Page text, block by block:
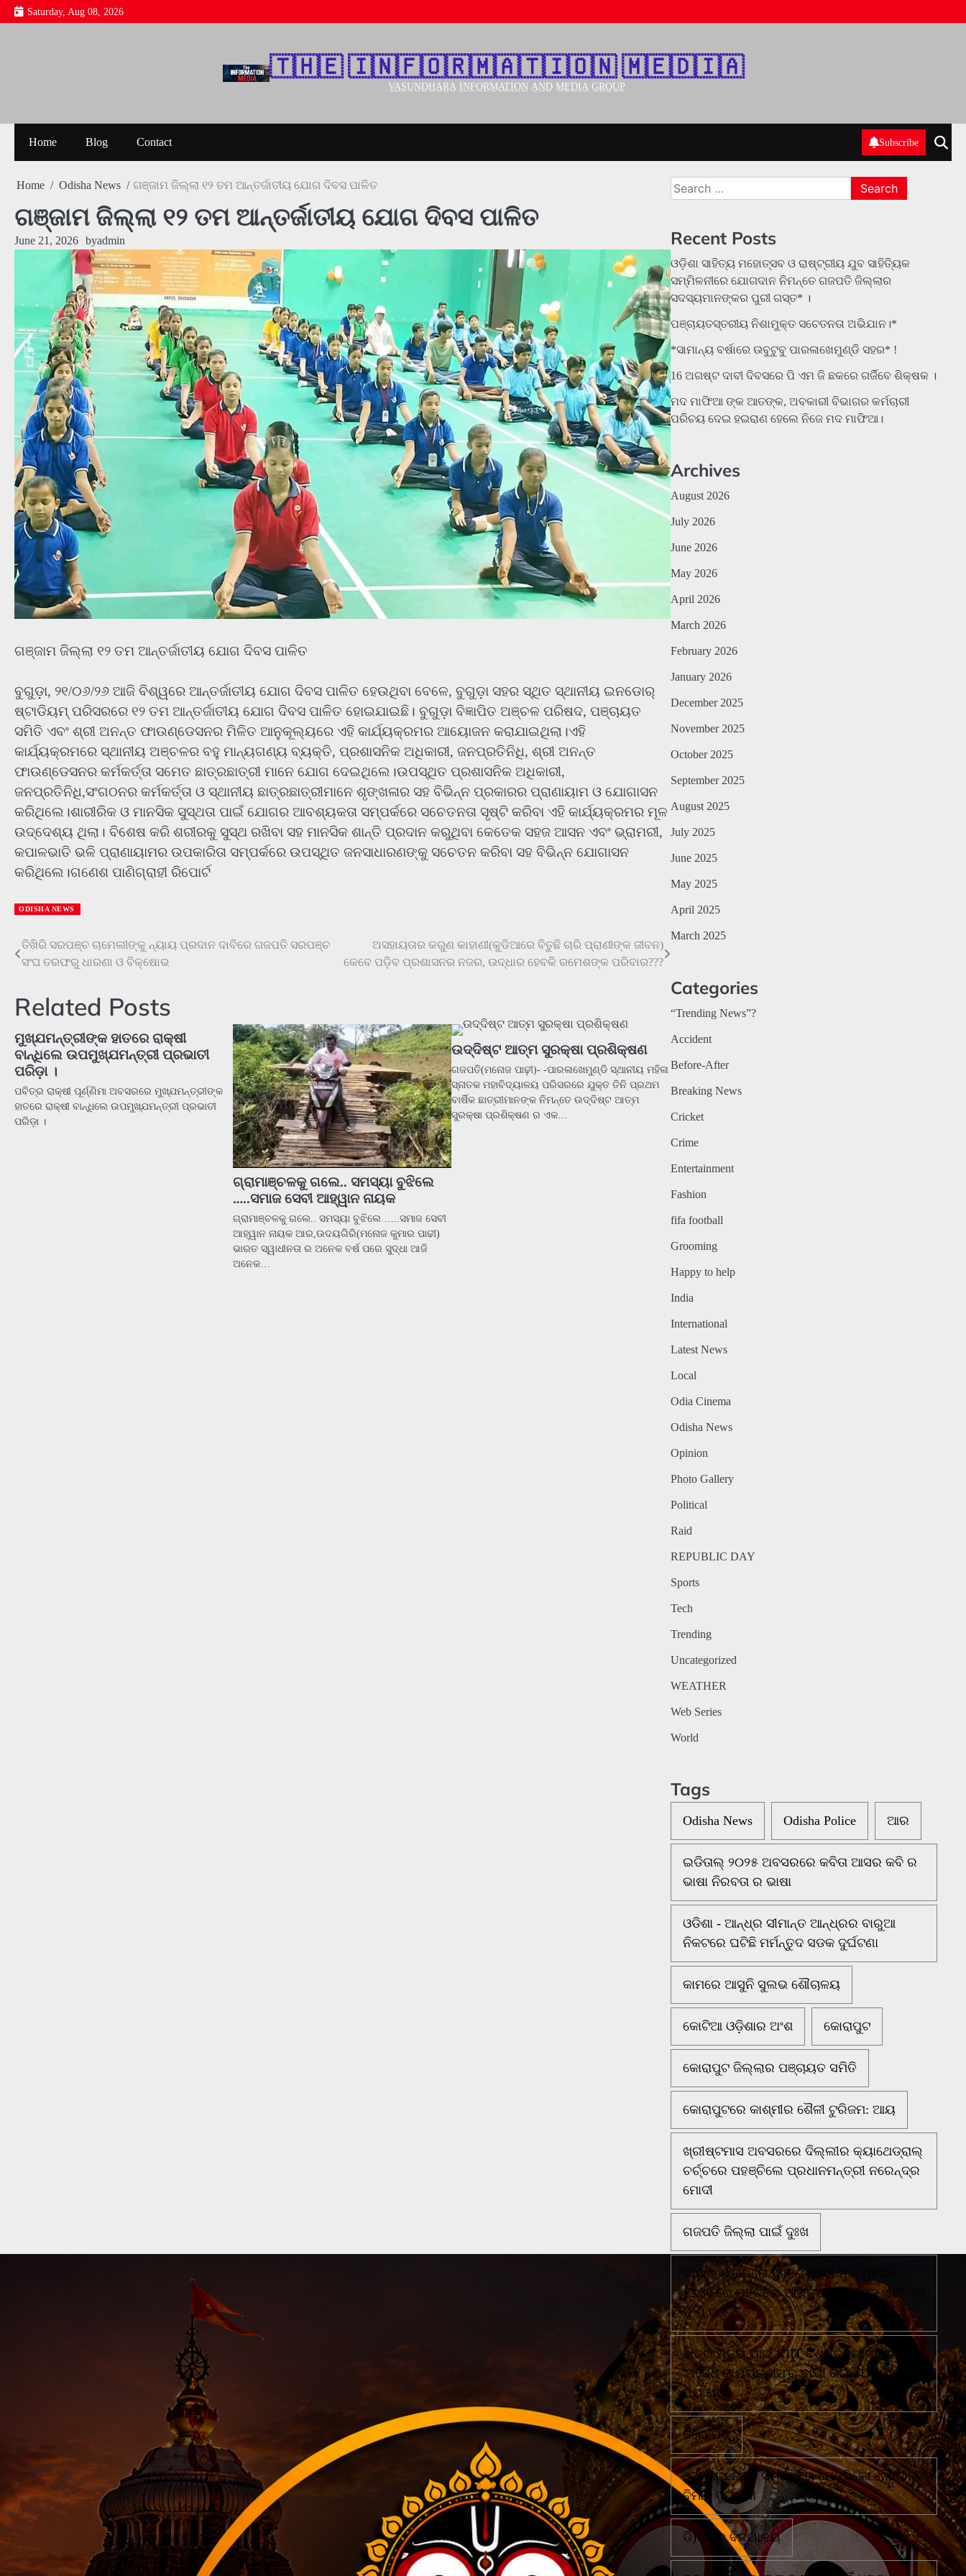
Skip
to
Saturday, Aug 08, 2026
🇹‌🇭‌🇪‌ 🇮‌🇳‌🇫‌🇴‌🇷‌🇲‌🇦‌🇹‌🇮‌🇴‌🇳‌ 🇲‌🇪‌🇩‌🇮‌🇦‌
V̲A̲S̲U̲N̲D̲H̲A̲R̲A̲ I̲N̲F̲O̲R̲M̲A̲T̲I̲O̲N̲ A̲N̲D̲ M̲E̲D̲I̲A̲ G̲R̲O̲U̲P̲
Home Blog Contact Subscribe
Home Odisha News ଗଞ୍ଜାମ ଜିଲ୍ଲା ୧୨ ତମ ଆନ୍ତର୍ଜାତୀୟ ଯୋଗ ଦିବସ ପାଳିତ
ଗଞ୍ଜାମ ଜିଲ୍ଲା ୧୨ ତମ ଆନ୍ତର୍ଜାତୀୟ ଯୋଗ ଦିବସ ପାଳିତ
June 21, 2026 byadmin
ଗଞ୍ଜାମ ଜିଲ୍ଲା ୧୨ ତମ ଆନ୍ତର୍ଜାତୀୟ ଯୋଗ ଦିବସ ପାଳିତ
ବୁଗୁଡ଼ା, ୨୧/୦୬/୨୬ ଆଜି ବିଶ୍ୱରେ ଆନ୍ତର୍ଜାତୀୟ ଯୋଗ ଦିବସ ପାଳିତ ହେଉଥିବା ବେଳେ, ବୁଗୁଡ଼ା ସହର ସ୍ଥିତ ସ୍ଥାନୀୟ ଇନଡୋର୍
ଷ୍ଟାଡିୟମ୍ ପରିସରରେ ୧୨ ତମ ଆନ୍ତର୍ଜାତୀୟ ଯୋଗ ଦିବସ ପାଳିତ ହୋଇଯାଇଛି। ବୁଗୁଡ଼ା ବିଜ୍ଞାପିତ ଅଞ୍ଚଳ ପରିଷଦ, ପଞ୍ଚାୟତ
ସମିତି ଏବଂ ଶ୍ରୀ ଅନନ୍ତ ଫାଉଣ୍ଡେସନର ମିଳିତ ଆନୁକୂଲ୍ୟରେ ଏହି କାର୍ଯ୍ୟକ୍ରମର ଆୟୋଜନ କରାଯାଇଥିଲା।ଏହି
କାର୍ଯ୍ୟକ୍ରମରେ ସ୍ଥାନୀୟ ଅଞ୍ଚଳର ବହୁ ମାନ୍ୟଗଣ୍ୟ ବ୍ୟକ୍ତି, ପ୍ରଶାସନିକ ଅଧିକାରୀ, ଜନପ୍ରତିନିଧି, ଶ୍ରୀ ଅନନ୍ତ
ଫାଉଣ୍ଡେସନର କର୍ମକର୍ତ୍ତା ସମେତ ଛାତ୍ରଛାତ୍ରୀ ମାନେ ଯୋଗ ଦେଇଥିଲେ।ଉପସ୍ଥିତ ପ୍ରଶାସନିକ ଅଧିକାରୀ,
ଜନପ୍ରତିନିଧି,ସଂଗଠନର କର୍ମକର୍ତ୍ତା ଓ ସ୍ଥାନୀୟ ଛାତ୍ରଛାତ୍ରୀମାନେ ଶୃଙ୍ଖଳାର ସହ ବିଭିନ୍ନ ପ୍ରକାରର ପ୍ରାଣାୟାମ ଓ ଯୋଗାସନ
କରିଥିଲେ।ଶାରୀରିକ ଓ ମାନସିକ ସୁସ୍ଥତା ପାଇଁ ଯୋଗର ଆବଶ୍ୟକତା ସମ୍ପର୍କରେ ସଚେତନତା ସୃଷ୍ଟି କରିବା ଏହି କାର୍ଯ୍ୟକ୍ରମର ମୂଳ
ଉଦ୍ଦେଶ୍ୟ ଥିଲା। ବିଶେଷ କରି ଶରୀରକୁ ସୁସ୍ଥ ରଖିବା ସହ ମାନସିକ ଶାନ୍ତି ପ୍ରଦାନ କରୁଥିବା କେତେକ ସହଜ ଆସନ ଏବଂ ଭ୍ରାମରୀ,
କପାଳଭାତି ଭଳି ପ୍ରାଣାୟାମର ଉପକାରିତା ସମ୍ପର୍କରେ ଉପସ୍ଥିତ ଜନସାଧାରଣଙ୍କୁ ସଚେତନ କରିବା ସହ ବିଭିନ୍ନ ଯୋଗାସନ
କରିଥିଲେ।ଗଣେଶ ପାଣିଗ୍ରାହୀ ରିପୋର୍ଟ
ODISHA NEWS
Post
navigation
ତିଖିରି ସରପଞ୍ଚ ଚାମେଲୀଙ୍କୁ ନ୍ୟାୟ ପ୍ରଦାନ ଦାବିରେ ଗଜପତି ସରପଞ୍ଚ
ସଂଘ ତରଫରୁ ଧାରଣା ଓ ବିକ୍ଷୋଭ
ଅସହାୟତାର କରୁଣ କାହାଣୀ(କୁଡିଆରେ ବିତୁଛି ଚାରି ପ୍ରାଣୀଙ୍କ ଜୀବନ)
କେବେ ପଡ଼ିବ ପ୍ରଶାସନର ନଜର, ଉଦ୍ଧାର ହେବକି ରମେଶଙ୍କ ପରିବାର???
Related Posts
ମୁଖ୍ଯମନ୍ତ୍ରୀଙ୍କ ହାତରେ ରାକ୍ଷୀ
ବାନ୍ଧିଲେ ଉପମୁଖ୍ଯମନ୍ତ୍ରୀ ପ୍ରଭାତୀ
ପରିଡ଼ା ।
ପବିତ୍ର ରାକ୍ଷୀ ପୂର୍ଣ୍ଣିମା ଅବସରରେ ମୁଖ୍ଯମନ୍ତ୍ରୀଙ୍କ
ହାତରେ ରାକ୍ଷୀ ବାନ୍ଧିଲେ ଉପମୁଖ୍ଯମନ୍ତ୍ରୀ ପ୍ରଭାତୀ
ପରିଡ଼ା ।
ଗ୍ରାମାଞ୍ଚଳକୁ ଗଲେ.. ସମସ୍ୟା ବୁଝିଲେ
…..ସମାଜ ସେବୀ ଆହ୍ୱାନ ନାୟକ
ଗ୍ରାମାଞ୍ଚଳକୁ ଗଲେ.. ସମସ୍ୟା ବୁଝିଲେ …..ସମାଜ ସେବୀ
ଆହ୍ୱାନ ନାୟକ ଆର,ଉଦୟଗିରି(ମନୋଜ କୁମାର ପାଢୀ)
ଭାରତ ସ୍ୱାଧୀନତା ର ଅନେକ ବର୍ଷ ପରେ ସୁଦ୍ଧା ଆଜି
ଅନେକ…
ଉଦ୍ଦିଷ୍ଟ ଆତ୍ମ ସୁରକ୍ଷା ପ୍ରଶିକ୍ଷଣ
ଗଜପତି(ମନୋଜ ପାଢ଼ୀ)- -ପାରଳାଖେମୁଣ୍ଡି ସ୍ଥାନୀୟ ମହିଳା
ସ୍ନାତକ ମହାବିଦ୍ୟାଳୟ ପରିସରରେ ଯୁକ୍ତ ତିନି ପ୍ରଥମ
ବାର୍ଷିକ ଛାତ୍ରୀମାନଙ୍କ ନିମନ୍ତେ ଉଦ୍ଦିଷ୍ଟ ଆତ୍ମ
ସୁରକ୍ଷା ପ୍ରଶିକ୍ଷଣ ର ଏକ…
Search
for:
Recent Posts
ଓଡ଼ିଶା ସାହିତ୍ୟ ମହୋତ୍ସବ ଓ ରାଷ୍ଟ୍ରୀୟ ଯୁବ ସାହିତ୍ୟିକ
ସମ୍ମିଳନୀରେ ଯୋଗଦାନ ନିମନ୍ତେ ଗଜପତି ଜିଲ୍ଲାର
ସଦସ୍ୟମାନଙ୍କର ପୁରୀ ଗସ୍ତ* ।
ପଞ୍ଚାୟତସ୍ତରୀୟ ନିଶାମୁକ୍ତ ସଚେତନତା ଅଭିଯାନ।*
*ସାମାନ୍ୟ ବର୍ଷାରେ ଉବୁଟୁବୁ ପାରଳାଖେମୁଣ୍ଡି ସହର* !
16 ଅଗଷ୍ଟ ଦାବୀ ଦିବସରେ ପି ଏମ ଜି ଛକରେ ଗର୍ଜିବେ ଶିକ୍ଷକ ।
ମଦ ମାଫିଆ ଙ୍କ ଆତଙ୍କ, ଅବକାରୀ ବିଭାଗର କର୍ମଚାରୀ
ପରିଚୟ ଦେଇ ହଇରାଣ ହେଲେ ନିଜେ ମଦ ମାଫିଆ।
Archives
August 2026
July 2026
June 2026
May 2026
April 2026
March 2026
February 2026
January 2026
December 2025
November 2025
October 2025
September 2025
August 2025
July 2025
June 2025
May 2025
April 2025
March 2025
Categories
“Trending News”?
Accident
Before-After
Breaking News
Cricket
Crime
Entertainment
Fashion
fifa football
Grooming
Happy to help
India
International
Latest News
Local
Odia Cinema
Odisha News
Opinion
Photo Gallery
Political
Raid
REPUBLIC DAY
Sports
Tech
Trending
Uncategorized
WEATHER
Web Series
World
Tags
Odisha News Odisha Police ଆର
ଇଡିତାଲ୍ ୨୦୨୫ ଅବସରରେ କବିତା ଆସର କବି ର
ଭାଷା ନିରବତା ର ଭାଷା
ଓଡିଶା - ଆନ୍ଧ୍ର ସୀମାନ୍ତ ଆନ୍ଧ୍ରର ବାରୁଆ
ନିକଟରେ ଘଟିଛି ମର୍ମନ୍ତୁଦ ସଡକ ଦୁର୍ଘଟଣା
କାମରେ ଆସୁନି ସୁଲଭ ଶୌଚାଳୟ
କୋଟିଆ ଓଡ଼ିଶାର ଅଂଶ କୋରାପୁଟ
କୋରାପୁଟ ଜିଲ୍ଲାର ପଞ୍ଚାୟତ ସମିତି
କୋରାପୁଟରେ କାଶ୍ମୀର ଶୈଳୀ ଟୁରିଜମ: ଆୟ
ଖ୍ରୀଷ୍ଟମାସ ଅବସରରେ ଦିଲ୍ଲୀର କ୍ୟାଥେଡ୍ରାଲ୍
ଚର୍ଚ୍ଚରେ ପହଞ୍ଚିଲେ ପ୍ରଧାନମନ୍ତ୍ରୀ ନରେନ୍ଦ୍ର
ମୋଦୀ
ଗଜପତି ଜିଲ୍ଲା ପାଇଁ ଦୁଃଖ
ଗାଇବା ଗ୍ରାମରେ ଦୁଇ ଗୋଷ୍ଠୀ ମୁହାଁ ମୁହିଁରାତି
12.30 ରେ ପହଁଚିଲେ ଆରକ୍ଷୀ ଅଧିକ୍ଷକ ଏବଂ ଏସ
ଡି ପି ଓ
ଛାତ୍ର ମୃତ୍ୟୁ ପାଇଁ KIIT ବିଶ୍ୱବିଦ୍ୟାଳୟର
'ଅବୈଧ କାର୍ଯ୍ୟକଳାପ'କୁ ଦାୟୀ କରିଛି UGC
ପ୍ୟାନେଲ
ଜଣେ ମୃତ
ଟେକ୍ସାସ ନିକଟ ସମୁଦ୍ରରେ ମେକ୍ସିକୋ ନୌସେନା
ବିମାନ ଦୁର୍ଘଟଣା
ଡି)ଉଚ୍ଚ ବିଦ୍ୟାଳୟ